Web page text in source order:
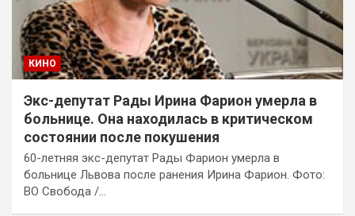
КИНО
Экс-депутат Рады Ирина Фарион умерла в
больнице. Она находилась в критическом
состоянии после покушения
60-летняя экс-депутат Рады Фарион умерла в
больнице Львова после ранения Ирина Фарион. Фото:
ВО Свобода /…